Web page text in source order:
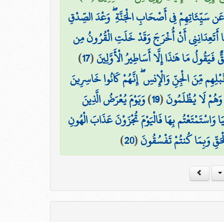
سَيِّئَاتِهِمْ فِي أَصْحَابِ الْجَنَّةِ ۖ وَعْدَ الصِّدْقِ
أَتَعِدَانِنِي أَنْ أُخْرَجَ وَقَدْ خَلَتِ الْقُرُونُ مِن
مَا هَٰذَا إِلَّا أَسَاطِيرُ الْأَوَّلِينَ(
17
)
مِّنَ الْجِنِّ وَالْإِنسِ ۖ إِنَّهُمْ كَانُوا خَاسِرِينَ
لَا يُظْلَمُونَ(
19
)وَيَوْمَ يُعْرَضُ الَّذِينَ
بِهَا فَالْيَوْمَ تُجْزَوْنَ عَذَابَ الْهُونِ
وَبِمَا كُنتُمْ تَفْسُقُونَ(
20
)